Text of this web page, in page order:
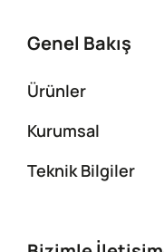
Genel Bakış
Ürünler
Kurumsal
Teknik Bilgiler